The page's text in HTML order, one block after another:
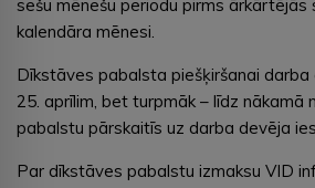
sešu mēnešu periodu pirms
kalendāra mēnesi.
Dīkstāves pabalsta piešķiršanai
25. aprīlim, bet turpmāk – līdz
pabalstu pārskaitīs uz darba devēja
Par dīkstāves pabalstu izmaksu VID